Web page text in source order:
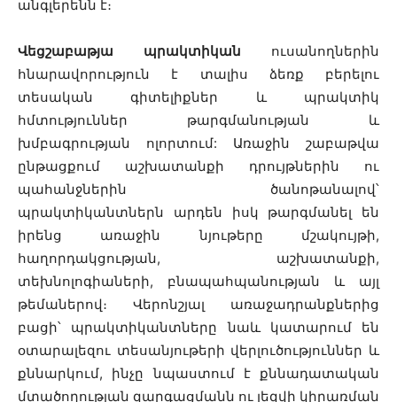
անգլերենն է։
Վեցշաբաթյա պրակտիկան ուսանողներին
հնարավորություն է տալիս ձեռք բերելու
տեսական գիտելիքներ և պրակտիկ
հմտություններ թարգմանության և
խմբագրության ոլորտում: Առաջին շաբաթվա
ընթացքում աշխատանքի դրույթներին ու
պահանջներին ծանոթանալով՝
պրակտիկանտներն արդեն իսկ թարգմանել են
իրենց առաջին նյութերը մշակույթի,
հաղորդակցության, աշխատանքի,
տեխնոլոգիաների, բնապահպանության և այլ
թեմաներով։ Վերոնշյալ առաջադրանքներից
բացի՝ պրակտիկանտները նաև կատարում են
օտարալեզու տեսանյութերի վերլուծություններ և
քննարկում, ինչը նպաստում է քննադատական
մտածողության զարգացմանն ու լեզվի կիրառման